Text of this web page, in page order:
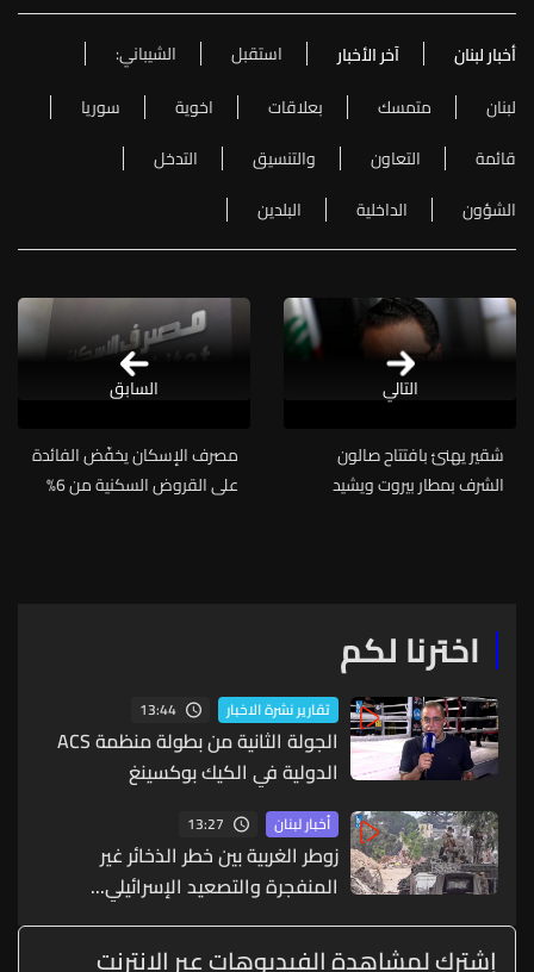
أخبار لبنان آخر الأخبار استقبل
الشيباني:
لبنان
متمسك بعلاقات اخوية
سوريا
قائمة
التعاون والتنسيق
التدخل
الشؤون
الداخلية البلدين
التالي
شقير يهنئ بافتتاح صالون
الشرف بمطار بيروت ويشيد
مصرف الإسكان يخفّض الفائدة
على القروض السكنية من 6%
السابق
اخترنا لكم
تقارير نشرة الاخبار 13:44
الجولة الثانية من بطولة منظمة ACS
الدولية في الكيك بوكسينغ
أخبار لبنان 13:27
زوطر الغربية بين خطر الذخائر غير
المنفجرة والتصعيد الإسرائيلي...
إشترك لمشاهدة الفيديوهات عبر الانترنت